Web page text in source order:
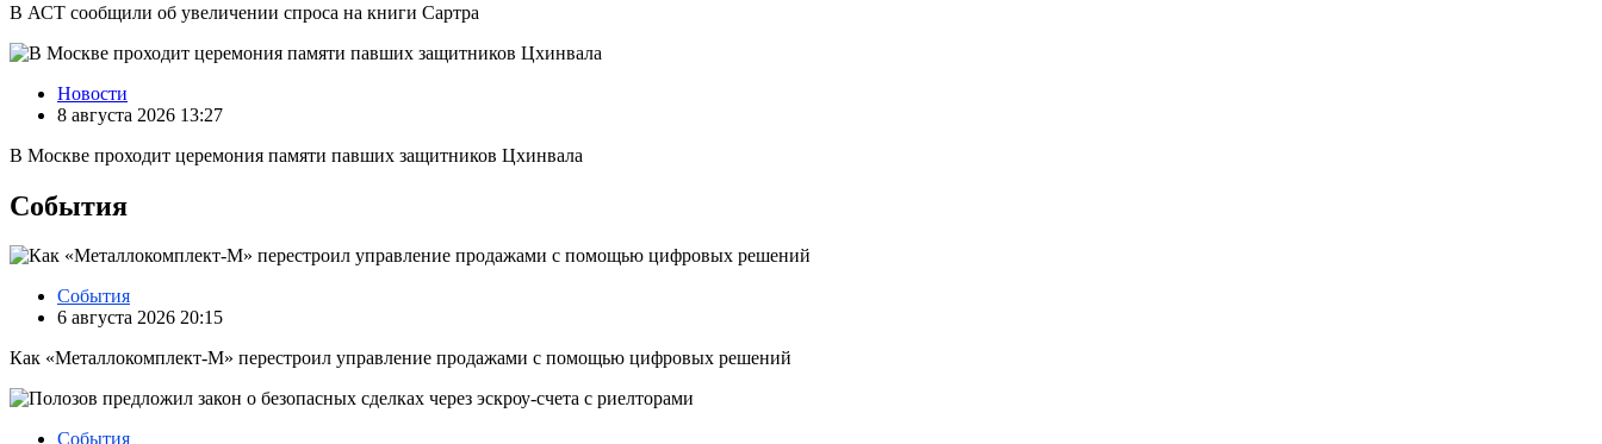
В АСТ сообщили об увеличении спроса на книги Сартра
Новости
8 августа 2026 13:27
В Москве проходит церемония памяти павших защитников Цхинвала
События
События
6 августа 2026 20:15
Как «Металлокомплект-М» перестроил управление продажами с помощью цифровых решений
События